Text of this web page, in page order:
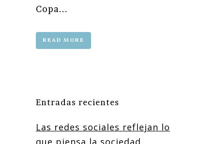
Copa...
READ MORE
Entradas recientes
Las redes sociales reflejan lo
que piensa la sociedad